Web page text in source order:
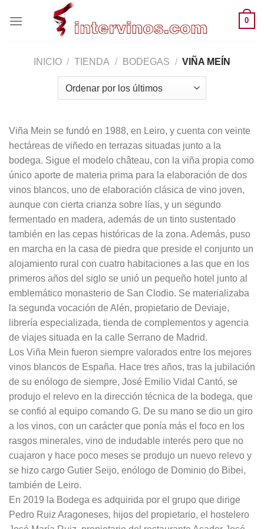
0
INICIO / TIENDA / BODEGAS / VIÑA MEÍN
Viña Mein se fundó en 1988, en Leiro, y cuenta con veinte
hectáreas de viñedo en terrazas situadas junto a la
bodega. Sigue el modelo château, con la viña propia como
único aporte de materia prima para la elaboración de dos
vinos blancos, uno de elaboración clásica de vino joven,
aunque con cierta crianza sobre lías, y un segundo
fermentado en madera, además de un tinto sustentado
también en las cepas históricas de la zona. Además, puso
en marcha en la casa de piedra que preside el conjunto un
alojamiento rural con cuatro habitaciones a las que en los
primeros años del siglo se unió un pequeño hotel junto al
emblemático monasterio de San Clodio. Se materializaba
la segunda vocación de Alén, propietario de Deviaje,
librería especializada, tienda de complementos y agencia
de viajes situada en la calle Serrano de Madrid.
Los Viña Mein fueron siempre valorados entre los mejores
vinos blancos de España. Hace tres años, tras la jubilación
de su enólogo de siempre, José Emilio Vidal Cantó, se
produjo el relevo en la dirección técnica de la bodega, que
se confió al equipo comando G. De su mano se dio un giro
a los vinos, con un carácter que ponía más el foco en los
rasgos minerales, vino de indudable interés pero que no
cuajaron y hace poco meses se produjo un nuevo relevo y
se hizo cargo Gutier Seijo, enólogo de Dominio do Bibei,
también de Leiro.
En 2019 la Bodega es adquirida por el grupo que dirige
Pedro Ruiz Aragoneses, hijos del propietario, el hostelero